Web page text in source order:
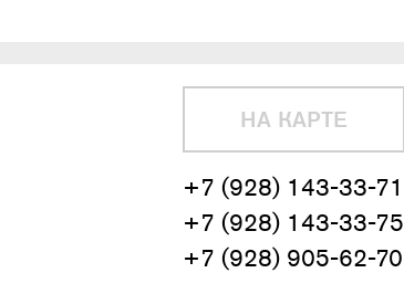
НА КАРТЕ
+7 (928) 143-33-71
+7 (928) 143-33-75
+7 (928) 905-62-70